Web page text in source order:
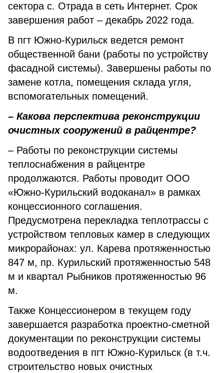
сектора с. Отрада в сеть Интернет. Срок
завершения работ – декабрь 2022 года.
В пгт Южно-Курильск ведется ремонт
общественной бани (работы по устройству
фасадной системы). Завершены работы по
замене котла, помещения склада угля,
вспомогательных помещений.
– Какова перспектива реконструкции
очистных сооружений в райцентре?
– Работы по реконструкции системы
теплоснабжения в райцентре
продолжаются. Работы проводит ООО
«Южно-Курильский водоканал» в рамках
концессионного соглашения.
Предусмотрена перекладка теплотрассы с
устройством тепловых камер в следующих
микрорайонах: ул. Карева протяженностью
847 м, пр. Курильский протяженностью 548
м и квартал Рыбников протяженностью 96
м.
Также Концессионером в текущем году
завершается разработка проектно-сметной
документации по реконструкции системы
водоотведения в пгт Южно-Курильск (в т.ч.
строительство новых очистных